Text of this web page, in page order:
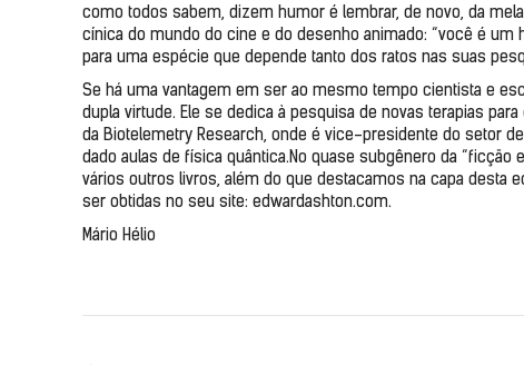
como todos sabem, dizem humor é lembrar, de novo, da
cínica do mundo do cine e do desenho animado: “você é um
para uma espécie que depende tanto dos ratos nas suas
Se há uma vantagem em ser ao mesmo tempo cientista e
dupla virtude. Ele se dedica à pesquisa de novas terapias
da Biotelemetry Research, onde é vice-presidente do setor
dado aulas de física quântica.No quase subgênero da “ficção
vários outros livros, além do que destacamos na capa desta
ser obtidas no seu site: edwardashton.com.
Mário Hélio